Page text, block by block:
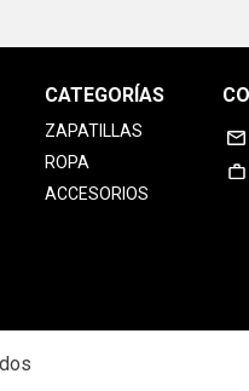
CATEGORÍAS
ZAPATILLAS
ROPA
ACCESORIOS